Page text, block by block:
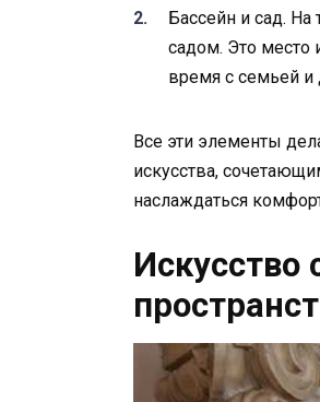
Бассейн и сад.
садом. Это место
время с семьей
Все эти элементы
искусства,
наслаждаться
Искусство